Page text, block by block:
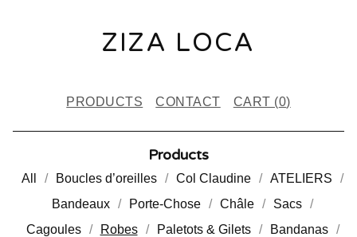
ZIZA LOCA
PRODUCTS CONTACT CART (0)
Products
All Boucles d’oreilles Col Claudine
ATELIERS
Bandeaux
Porte-Chose Châle
Sacs
Cagoules
Robes Paletots & Gilets
Bandanas